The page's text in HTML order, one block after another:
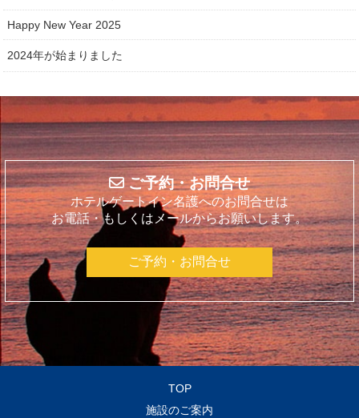
Happy New Year 2025
2024年が始まりました
ご予約・お問合せ
ホテルゲートイン名護へのお問合せは
お電話・もしくはメールからお願いします。
ご予約・お問合せ
TOP
施設のご案内